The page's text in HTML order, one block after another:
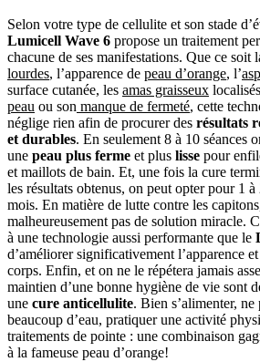
Selon votre type de cellulite et son stade
Lumicell Wave 6 propose un traitement
chacune de ses manifestations. Que ce soit
lourdes, l’apparence de peau d’orange, l’
surface cutanée, les amas graisseux
peau ou son manque de fermeté, cette
néglige rien afin de procurer des résultats
et durables. En seulement 8 à 10 séances
une peau plus ferme et plus lisse pour
et maillots de bain. Et, une fois la cure
les résultats obtenus, on peut opter pour 1 à
mois. En matière de lutte contre les
malheureusement pas de solution miracle.
à une technologie aussi performante que le
d’améliorer significativement l’apparence
corps. Enfin, et on ne le répétera jamais
maintien d’une bonne hygiène de vie sont
une cure anticellulite. Bien s’alimenter,
beaucoup d’eau, pratiquer une activité
traitements de pointe : une combinaison
à la fameuse peau d’orange!